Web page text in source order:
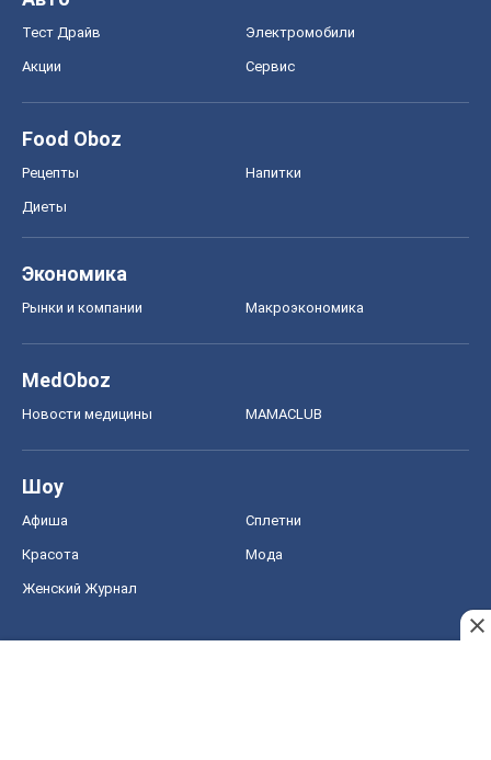
Тест Драйв Электромобили
Акции Сервис
Food Oboz
Рецепты Напитки
Диеты
Экономика
Рынки и компании Mакроэкономика
MedOboz
Новости медицины MAMACLUB
Шоу
Афиша Сплетни
Красота Мода
Женский Журнал